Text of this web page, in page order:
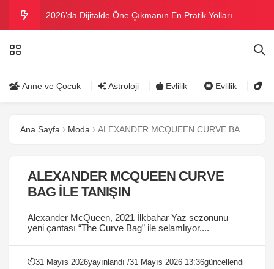
2026’da Dijitalde Öne Çıkmanın En Pratik Yolları
Danla Bilic ile Reynmen Miami’de tatilde
Anne ve Çocuk Astroloji Evlilik Evlilik
Ana Sayfa Moda
ALEXANDER MCQUEEN CURVE
BAG İLE TANIŞIN
Alexander McQueen, 2021 İlkbahar Yaz sezonunu
yeni çantası “The Curve Bag” ile selamlıyor....
31 Mayıs 2026yayınlandı /31 Mayıs 2026 13:36güncellendi